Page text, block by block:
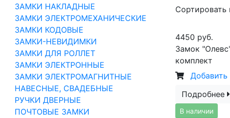
ЗАМКИ НАКЛАДНЫЕ
ЗАМКИ ЭЛЕКТРОМЕХАНИЧЕСКИЕ
ЗАМКИ КОДОВЫЕ
ЗАМКИ-НЕВИДИМКИ
ЗАМКИ ДЛЯ РОЛЛЕТ
ЗАМКИ ЭЛЕКТРОННЫЕ
ЗАМКИ ЭЛЕКТРОМАГНИТНЫЕ
НАВЕСНЫЕ, СВАДЕБНЫЕ
РУЧКИ ДВЕРНЫЕ
ПОЧТОВЫЕ ЗАМКИ
Сортировать
4450 руб.
Замок
комплект
Добавить
Подробнее
В наличии